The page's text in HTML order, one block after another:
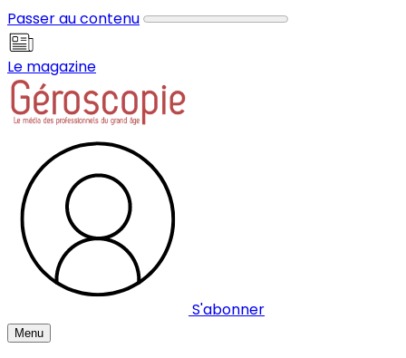
Passer au contenu
Le magazine
S'abonner
Menu
Panneau de gestion des cookies